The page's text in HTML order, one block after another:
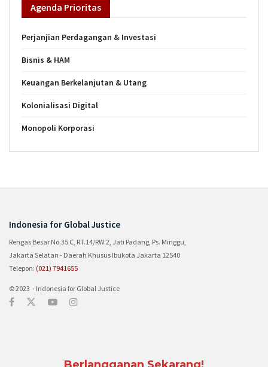
Agenda Prioritas
Perjanjian Perdagangan & Investasi
Bisnis & HAM
Keuangan Berkelanjutan & Utang
Kolonialisasi Digital
Monopoli Korporasi
Indonesia for Global Justice
Rengas Besar No.35 C, RT.14/RW.2, Jati Padang, Ps. Minggu,
Jakarta Selatan - Daerah Khusus Ibukota Jakarta 12540
Telepon: (021) 7941655
© 2023 - Indonesia for Global Justice